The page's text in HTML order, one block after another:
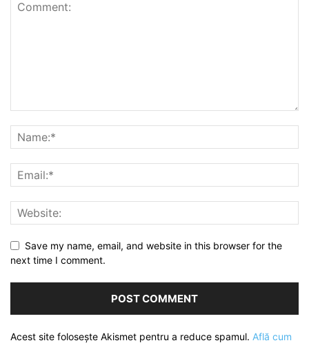
Save my name, email, and website in this browser for the
next time I comment.
Acest site folosește Akismet pentru a reduce spamul. Află cum